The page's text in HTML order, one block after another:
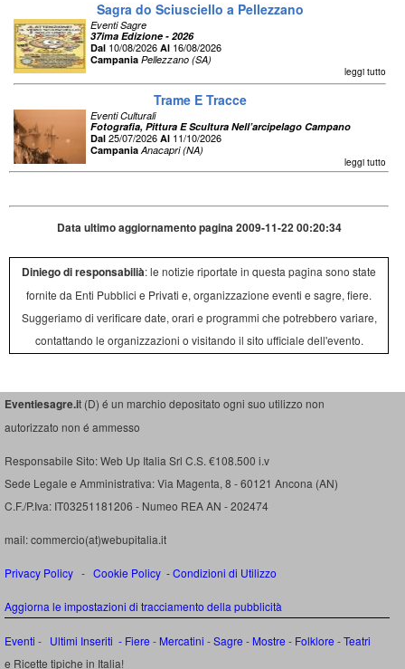
Sagra do Sciusciello a Pellezzano
Eventi Sagre
37ima Edizione - 2026
Dal 10/08/2026 Al 16/08/2026
Campania Pellezzano (SA)
leggi tutto
Trame E Tracce
Eventi Culturali
Fotografia, Pittura E Scultura Nell’arcipelago Campano
Dal 25/07/2026 Al 11/10/2026
Campania Anacapri (NA)
leggi tutto
Data ultimo aggiornamento pagina 2009-11-22 00:20:34
Diniego di responsabilià: le notizie riportate in questa pagina sono state
fornite da Enti Pubblici e Privati e, organizzazione eventi e sagre, fiere.
Suggeriamo di verificare date, orari e programmi che potrebbero variare,
contattando le organizzazioni o visitando il sito ufficiale dell'evento.
Eventiesagre.it (D) é un marchio depositato ogni suo utilizzo non
autorizzato non é ammesso
Responsabile Sito: Web Up Italia Srl C.S. €108.500 i.v
Sede Legale e Amministrativa: Via Magenta, 8 - 60121 Ancona (AN)
C.F./P.Iva: IT03251181206 - Numeo REA AN - 202474
mail: commercio(at)webupitalia.it
Privacy Policy - Cookie Policy -Condizioni di Utilizzo
Aggiorna le impostazioni di tracciamento della pubblicità
Eventi - Ultimi Inseriti - Fiere - Mercatini -Sagre - Mostre - Folklore -Teatri
e Ricette tipiche in Italia!